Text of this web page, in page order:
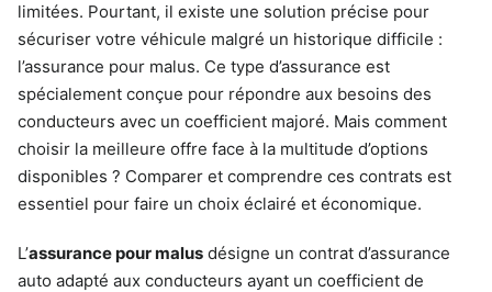
limitées. Pourtant, il existe une solution précise pour
sécuriser votre véhicule malgré un historique difficile :
l’assurance pour malus. Ce type d’assurance est
spécialement conçue pour répondre aux besoins des
conducteurs avec un coefficient majoré. Mais comment
choisir la meilleure offre face à la multitude d’options
disponibles ? Comparer et comprendre ces contrats est
essentiel pour faire un choix éclairé et économique.
L’assurance pour malus désigne un contrat d’assurance
auto adapté aux conducteurs ayant un coefficient de